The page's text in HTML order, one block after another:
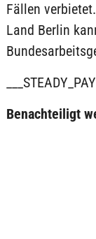
Fällen
Land Berlin
Benachteiligt